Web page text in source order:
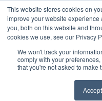
This website stores cookies on
improve your website
you, both on this website and
cookies we use, see our Privacy
We won't track your
comply with your
that you're not asked to make
Accept
PROJET